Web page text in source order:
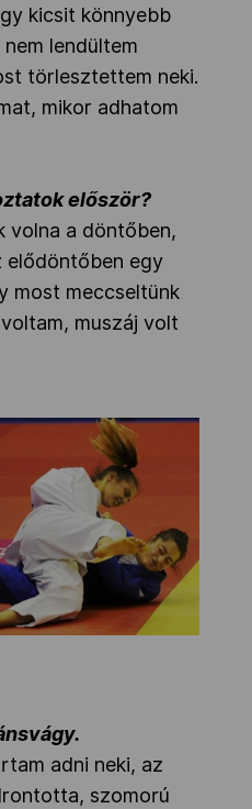
kicsit könnyebb
lendültem
törlesztettem neki.
mikor adhatom
először?
volna a döntőben,
elődöntőben egy
most meccseltünk
muszáj volt
adni neki, az
szomorú